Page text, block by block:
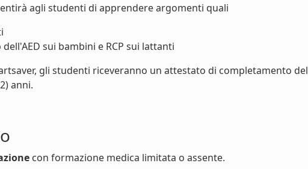
agli studenti di apprendere argomenti quali
sui bambini e RCP sui lattanti
gli studenti riceveranno un attestato di completamento del
anni.
con formazione medica limitata o assente.